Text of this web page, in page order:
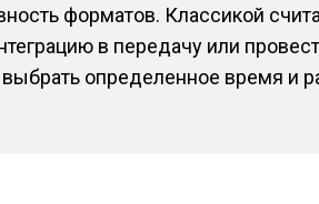
форматов. Классикой
в передачу или
определенное время и